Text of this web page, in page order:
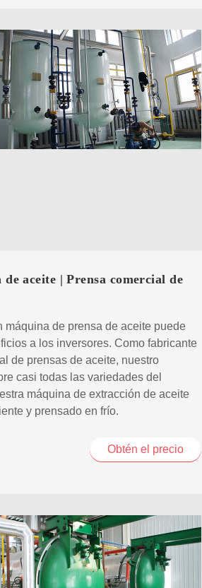
aceite | Prensa comercial de
máquina de prensa de aceite puede
a los inversores. Como fabricante
de prensas de aceite, nuestro
casi todas las variedades del
máquina de extracción de aceite
y prensado en frío.
Obtén el precio